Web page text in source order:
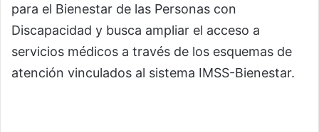
para el Bienestar de las Personas con
Discapacidad y busca ampliar el acceso a
servicios médicos a través de los esquemas de
atención vinculados al sistema IMSS-Bienestar.